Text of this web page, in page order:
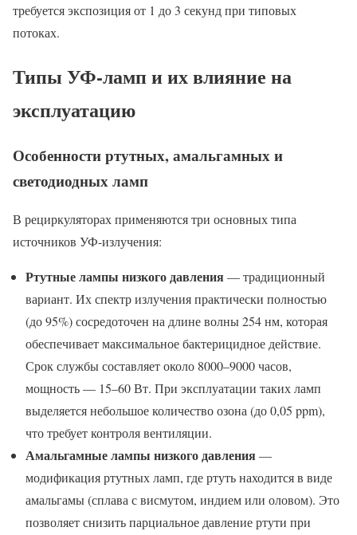
требуется экспозиция от 1 до 3 секунд при типовых
потоках.
Типы УФ-ламп и их влияние на
эксплуатацию
Особенности ртутных, амальгамных и
светодиодных ламп
В рециркуляторах применяются три основных типа
источников УФ-излучения:
Ртутные лампы низкого давления— традиционный
вариант. Их спектр излучения практически полностью
(до 95%) сосредоточен на длине волны 254 нм, которая
обеспечивает максимальное бактерицидное действие.
Срок службы составляет около 8000–9000 часов,
мощность — 15–60 Вт. При эксплуатации таких ламп
выделяется небольшое количество озона (до 0,05 ppm),
что требует контроля вентиляции.
Амальгамные лампы низкого давления—
модификация ртутных ламп, где ртуть находится в виде
амальгамы (сплава с висмутом, индием или оловом). Это
позволяет снизить парциальное давление ртути при